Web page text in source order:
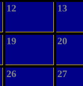
12 13
19 20
26 27